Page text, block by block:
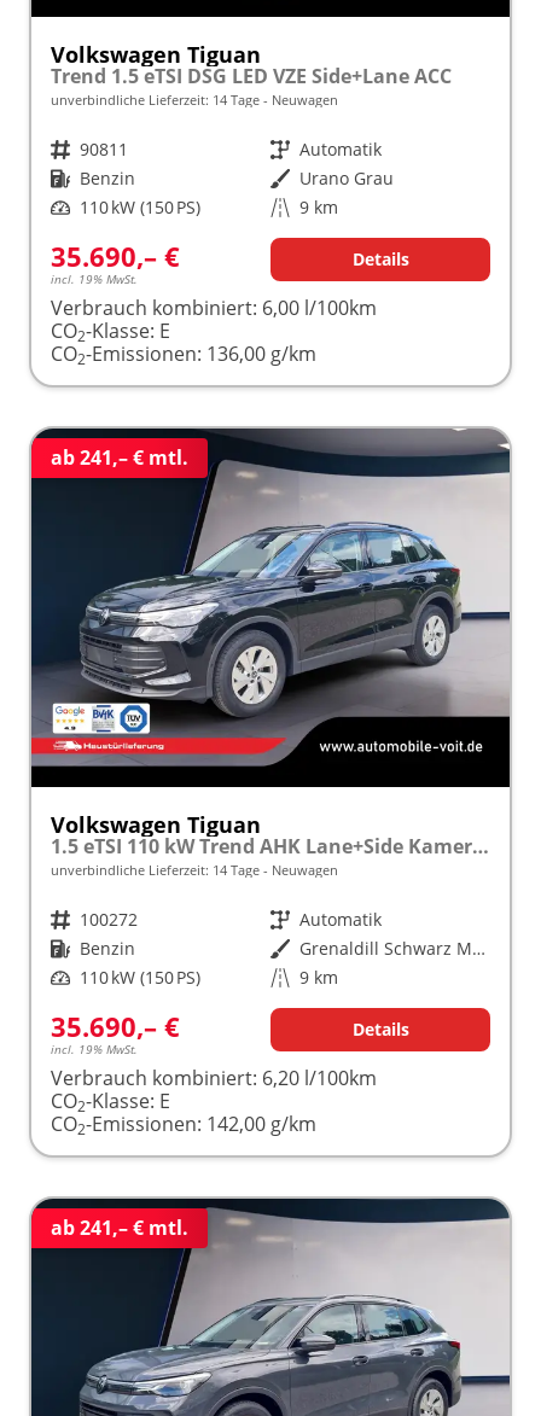
Volkswagen Tiguan
Trend 1.5 eTSI DSG LED VZE Side+Lane ACC
unverbindliche Lieferzeit: 14 Tage Neuwagen
Fahrzeugnr. 90811 Getriebe Automatik
Kraftstoff Benzin Außenfarbe Urano Grau
Leistung 110 kW (150 PS) Kilometerstand 9 km
35.690,– €
incl. 19% MwSt.
Details
Verbrauch kombiniert: 6,00 l/100km
CO2-Klasse: E
CO2-Emissionen: 136,00 g/km
ab 241,– € mtl.
Volkswagen Tiguan
1.5 eTSI 110 kW Trend AHK Lane+Side Kamera SHZ
unverbindliche Lieferzeit: 14 Tage Neuwagen
Fahrzeugnr. 100272 Getriebe Automatik
Kraftstoff Benzin Außenfarbe
Grenaldill Schwarz Metallic
Leistung 110 kW (150 PS) Kilometerstand 9 km
35.690,– €
incl. 19% MwSt.
Details
Verbrauch kombiniert: 6,20 l/100km
CO2-Klasse: E
CO2-Emissionen: 142,00 g/km
ab 241,– € mtl.